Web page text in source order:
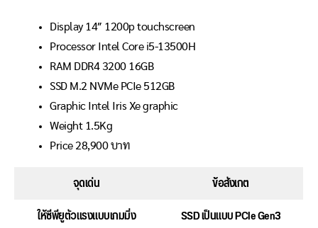
Display 14″ 1200p touchscreen
Processor Intel Core i5-13500H
RAM DDR4 3200 16GB
SSD M.2 NVMe PCIe 512GB
Graphic Intel Iris Xe graphic
Weight 1.5Kg
Price 28,900 บาท
จุดเด่น
ข้อสังเกต
ให้ซีพียูตัวแรงแบบเกมมิ่ง
SSD เป็นแบบ PCIe Gen3